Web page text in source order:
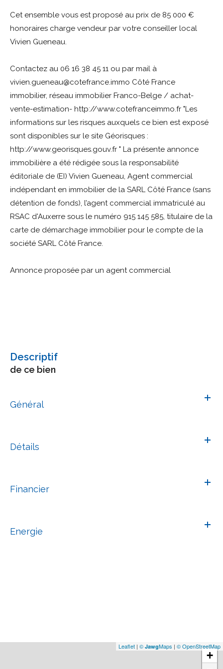
Cet ensemble vous est proposé au prix de 85 000 €
honoraires charge vendeur par votre conseiller local
Vivien Gueneau.
Contactez au 06 16 38 45 11 ou par mail à
vivien.gueneau@cotefrance.immo Côté France
immobilier, réseau immobilier Franco-Belge / achat-
vente-estimation- http://www.cotefranceimmo.fr "Les
informations sur les risques auxquels ce bien est exposé
sont disponibles sur le site Géorisques :
http://www.georisques.gouv.fr " La présente annonce
immobilière a été rédigée sous la responsabilité
éditoriale de (EI) Vivien Gueneau, Agent commercial
indépendant en immobilier de la SARL Côté France (sans
détention de fonds), l’agent commercial immatriculé au
RSAC d'Auxerre sous le numéro 915 145 585, titulaire de la
carte de démarchage immobilier pour le compte de la
société SARL Côté France.
Annonce proposée par un agent commercial
descriptif
de ce bien
Général
Détails
Financier
Energie
+
Leaflet | © JawgMaps | © OpenStreetMap